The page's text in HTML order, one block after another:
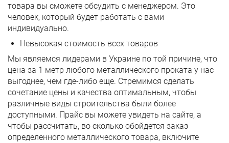
товара вы сможете обсудить с менеджером. Это
человек, который будет работать с вами
индивидуально.
Невысокая стоимость всех товаров
Мы являемся лидерами в Украине по той причине, что
цена за 1 метр любого металлического проката у нас
выгоднее, чем где-либо еще. Стремимся сделать
сочетание цены и качества оптимальным, чтобы
различные виды строительства были более
доступными. Прайс вы можете увидеть на сайте, а
чтобы рассчитать, во сколько обойдется заказ
определенного металлического товара, включите